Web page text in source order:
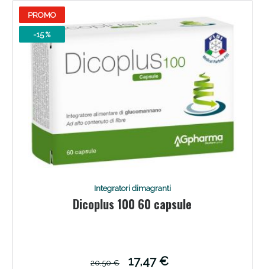
PROMO
-15 %
Integratori dimagranti
Dicoplus 100 60 capsule
20,50 €
17,47 €